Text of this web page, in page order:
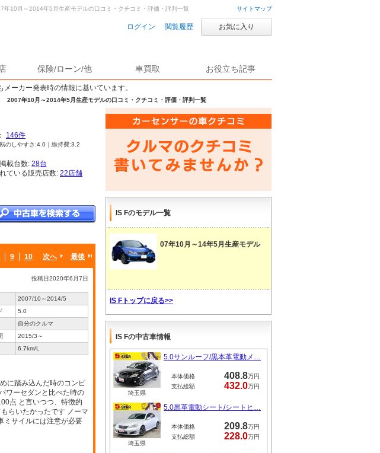
サイトマップ
ログイン 閲覧履歴 お気に入り
保険/ローン/他 車買取 お役立ち記事
ーカー発表時の情報に基いています。
2007年10月～2014年5月生産モデルの口コミ・クチコミ・評価・評判一覧
年10月～2014年5月生産モデルの口コミ・クチコミ・評価・評判一覧
146件
のしやすさ:4.0｜維持費:3.2
載台数: 28台
ている販売店数: 22店舗
9 10 次へ 最後
投稿日2020年6月7日
2007/10～2014/5
5.0
自分のクルマ
2015/3～
6.7km/L
に踏み込んだ時のコンピ
ワーセダンと比べた時の
点 と言いつつ、特徴的
らいたかったです ノーマ
ミサイルには注意が必要
IS Fのモデル一覧
07年10月～14年5月生産モデル
IS Fトップに戻る>>
IS Fの中古車情報
5.0サンルーフ/黒本革電動メ…
本体価格 408.8万円
支払総額
432.0万円
埼玉県
5.0黒革電動シート/シートヒ…
本体価格 209.8万円
支払総額
228.0万円
埼玉県